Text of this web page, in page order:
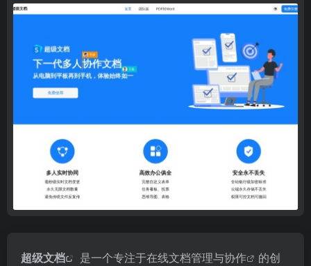
超级文档 是一个专注于在线文档管理与协作
的创